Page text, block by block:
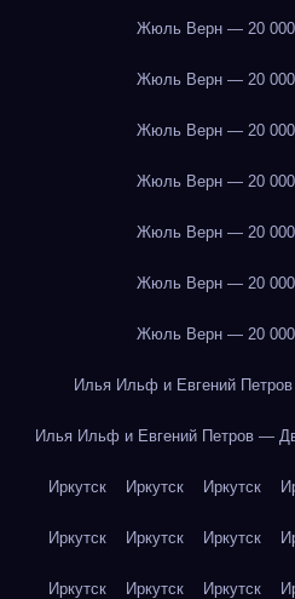
Жюль Верн — 20 000
Жюль Верн — 20 000
Жюль Верн — 20 000
Жюль Верн — 20 000
Жюль Верн — 20 000
Жюль Верн — 20 000
Жюль Верн — 20 000
Илья Ильф и Евгений
Илья Ильф и Евгений Петров —
Иркутск Иркутск Иркутск
Иркутск Иркутск Иркутск
Иркутск Иркутск Иркутск